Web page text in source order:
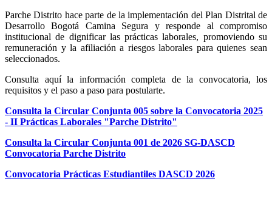
Parche Distrito hace parte de la implementación del Plan Distrital de
Desarrollo Bogotá Camina Segura y responde al compromiso
institucional de dignificar las prácticas laborales, promoviendo su
remuneración y la afiliación a riesgos laborales para quienes sean
seleccionados.
Consulta aquí la información completa de la convocatoria, los
requisitos y el paso a paso para postularte.
Consulta la Circular Conjunta 005 sobre la Convocatoria 2025
- II Prácticas Laborales "Parche Distrito"
Consulta la Circular Conjunta 001 de 2026 SG-DASCD
Convocatoria Parche Distrito
Convocatoria Prácticas Estudiantiles DASCD 2026